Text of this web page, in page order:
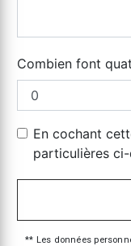
Combien font
En cochant
particulières
** Les données